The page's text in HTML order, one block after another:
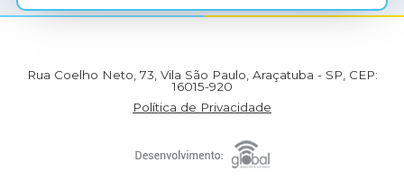
Rua Coelho Neto, 73, Vila São Paulo, Araçatuba - SP, CEP:
16015-920
Política de Privacidade